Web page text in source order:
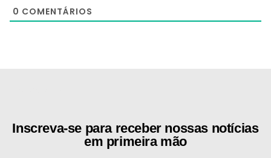
0 COMENTÁRIOS
Inscreva-se para receber nossas notícias
em primeira mão